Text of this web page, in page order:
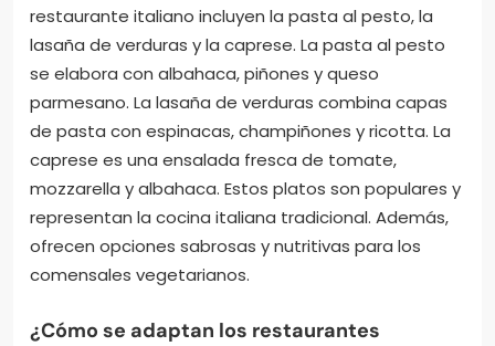
restaurante italiano incluyen la pasta al pesto, la
lasaña de verduras y la caprese. La pasta al pesto
se elabora con albahaca, piñones y queso
parmesano. La lasaña de verduras combina capas
de pasta con espinacas, champiñones y ricotta. La
caprese es una ensalada fresca de tomate,
mozzarella y albahaca. Estos platos son populares y
representan la cocina italiana tradicional. Además,
ofrecen opciones sabrosas y nutritivas para los
comensales vegetarianos.
¿Cómo se adaptan los restaurantes